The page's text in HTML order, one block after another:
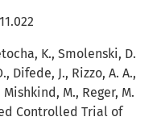
K., Smolenski, D.
Difede, J., Rizzo, A. A.,
M., Reger, M.
Controlled Trial of